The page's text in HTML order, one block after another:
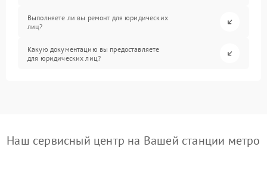
Выполняете ли вы ремонт для юридических
лиц?
Какую документацию вы предоставляете
для юридических лиц?
Наш сервисный центр на Вашей станции метро